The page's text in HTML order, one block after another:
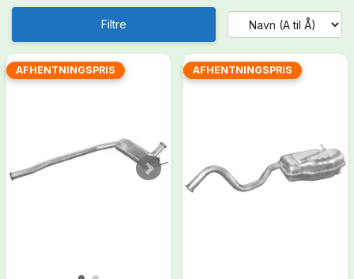
Filtre
AFHENTNINGSPRIS AFHENTNINGSPRIS